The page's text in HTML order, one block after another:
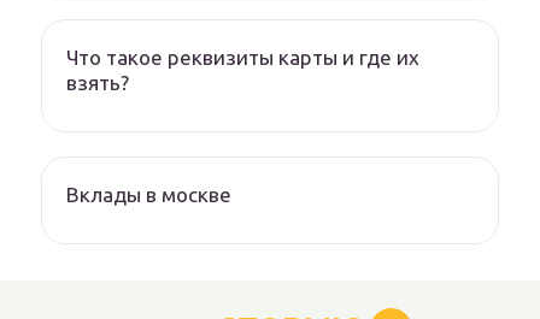
Что такое реквизиты карты и где их
взять?
Вклады в москве